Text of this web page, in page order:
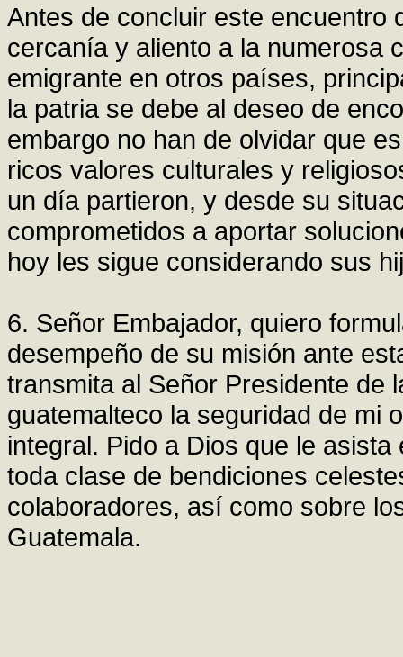
Antes de concluir este encuentro
cercanía y aliento a la numerosa
emigrante en otros países,
la patria se debe al deseo de
embargo no han de olvidar que
ricos valores culturales y
un día partieron, y desde su
comprometidos a aportar
hoy les sigue considerando sus
6. Señor Embajador, quiero
desempeño de su misión ante
transmita al Señor Presidente de
guatemalteco la seguridad de mi
integral. Pido a Dios que le
toda clase de bendiciones
colaboradores, así como sobre
Guatemala.